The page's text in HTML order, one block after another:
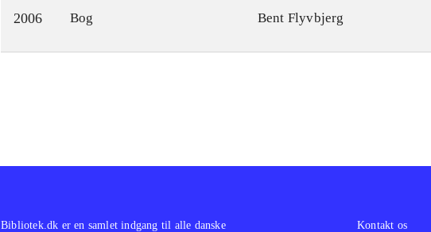
2006 Bog Bent Flyvbjerg
Bibliotek.dk er en samlet indgang til alle danske Kontakt os